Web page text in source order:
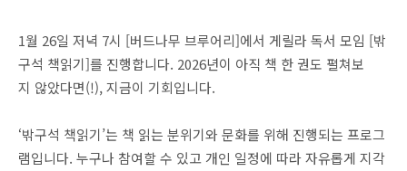
1월 26일 저녁 7시 [버드나무 브루어리]에서 게릴라 독서 모임 [밖
구석 책읽기]를 진행합니다. 2026년이 아직 책 한 권도 펼쳐보
지 않았다면(!), 지금이 기회입니다.
‘밖구석 책읽기’는 책 읽는 분위기와 문화를 위해 진행되는 프로그
램입니다. 누구나 참여할 수 있고 개인 일정에 따라 자유롭게 지각